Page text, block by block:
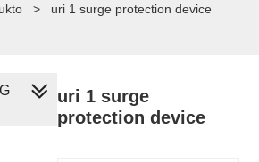
> uri 1 surge protection device
uri 1 surge
protection device